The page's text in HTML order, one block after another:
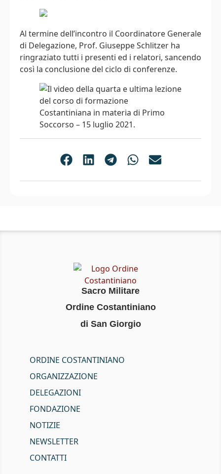
Al termine dell’incontro il Coordinatore Generale
di Delegazione, Prof. Giuseppe Schlitzer ha
ringraziato tutti i presenti ed i relatori, sancendo
così la conclusione del ciclo di conferenze.
Sacro Militare
Ordine Costantiniano
di San Giorgio
ORDINE COSTANTINIANO
ORGANIZZAZIONE
DELEGAZIONI
FONDAZIONE
NOTIZIE
NEWSLETTER
CONTATTI